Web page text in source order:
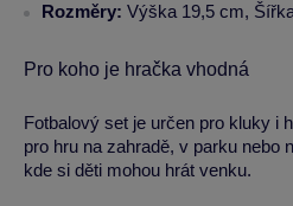
Rozměry: Výška 19,5 cm,
Pro koho je hračka vhodná
Fotbalový set je určen pro kluky i
pro hru na zahradě, v parku nebo
kde si děti mohou hrát venku.